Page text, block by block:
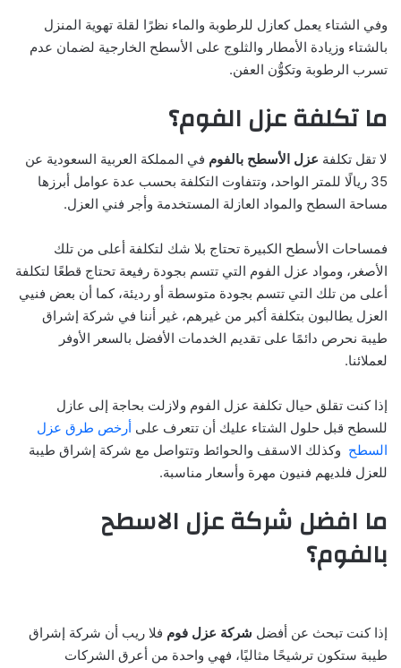
وفي الشتاء يعمل كعازل للرطوبة والماء نظرًا لقلة تهوية المنزل
بالشتاء وزيادة الأمطار والثلوج على الأسطح الخارجية لضمان عدم
تسرب الرطوبة وتكوُّن العفن.
ما تكلفة عزل الفوم؟
لا تقل تكلفة عزل الأسطح بالفوم في المملكة العربية السعودية عن
35 ريالًا للمتر الواحد، وتتفاوت التكلفة بحسب عدة عوامل أبرزها
مساحة السطح والمواد العازلة المستخدمة وأجر فني العزل.
فمساحات الأسطح الكبيرة تحتاج بلا شك لتكلفة أعلى من تلك
الأصغر، ومواد عزل الفوم التي تتسم بجودة رفيعة تحتاج قطعًا لتكلفة
أعلى من تلك التي تتسم بجودة متوسطة أو رديئة، كما أن بعض فنيي
العزل يطالبون بتكلفة أكبر من غيرهم، غير أننا في شركة إشراق
طيبة نحرص دائمًا على تقديم الخدمات الأفضل بالسعر الأوفر
لعملائنا.
إذا كنت تقلق حيال تكلفة عزل الفوم ولازلت بحاجة إلى عازل
للسطح قبل حلول الشتاء عليك أن تتعرف على أرخص طرق عزل
السطح وكذلك الاسقف والحوائط وتتواصل مع شركة إشراق طيبة
للعزل فلديهم فنيون مهرة وأسعار مناسبة.
ما افضل شركة عزل الاسطح
بالفوم؟
إذا كنت تبحث عن أفضل شركة عزل فوم فلا ريب أن شركة إشراق
طيبة ستكون ترشيحًا مثاليًا، فهي واحدة من أعرق الشركات